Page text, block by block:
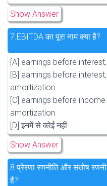
Show Answer
7.EBITDA का पूरा नाम क्या है?
[A] earnings before
[B] earnings before
amortization
[C] earnings before
amortization
[D] इनमें से कोई नहीं
Show Answer
8.प्रेरणा रणनीति और संतोष
है?